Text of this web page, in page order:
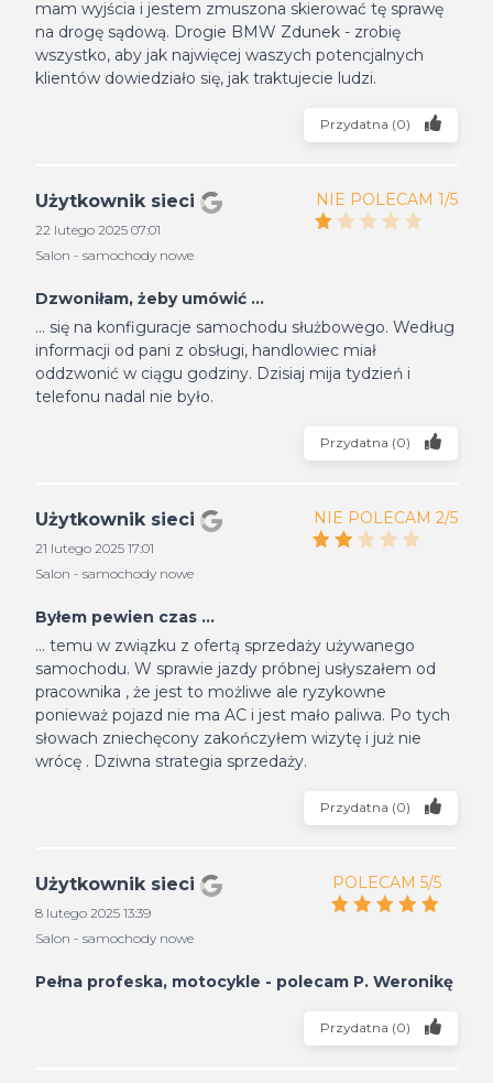
mam wyjścia i jestem zmuszona skierować tę sprawę
na drogę sądową. Drogie BMW Zdunek - zrobię
wszystko, aby jak najwięcej waszych potencjalnych
klientów dowiedziało się, jak traktujecie ludzi.
Przydatna (0)
Użytkownik sieci
22 lutego 2025 07:01
Salon - samochody nowe
NIE POLECAM 1/5
Dzwoniłam, żeby umówić ...
... się na konfiguracje samochodu służbowego. Według
informacji od pani z obsługi, handlowiec miał
oddzwonić w ciągu godziny. Dzisiaj mija tydzień i
telefonu nadal nie było.
Przydatna (0)
Użytkownik sieci
21 lutego 2025 17:01
Salon - samochody nowe
NIE POLECAM 2/5
Byłem pewien czas ...
... temu w związku z ofertą sprzedaży używanego
samochodu. W sprawie jazdy próbnej usłyszałem od
pracownika , że jest to możliwe ale ryzykowne
ponieważ pojazd nie ma AC i jest mało paliwa. Po tych
słowach zniechęcony zakończyłem wizytę i już nie
wrócę . Dziwna strategia sprzedaży.
Przydatna (0)
Użytkownik sieci
8 lutego 2025 13:39
Salon - samochody nowe
POLECAM 5/5
Pełna profeska, motocykle - polecam P. Weronikę
Przydatna (0)